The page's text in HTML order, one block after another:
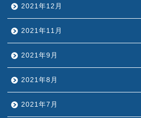
2021年12月
2021年11月
2021年9月
2021年8月
2021年7月